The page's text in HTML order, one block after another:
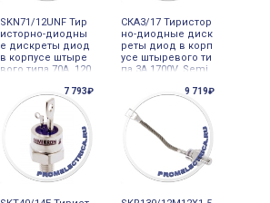
SKN71/12UNF Тир
исторно-диодны
е дискреты диод
в корпусе штыре
вого типа 70A 120
СКА3/17 Тиристор
но-диодные диск
реты диод в корп
усе штыревого ти
па 3A 1700V, Semi
7 793₽ 9 719₽